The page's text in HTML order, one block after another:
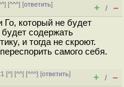
] [^^^] [ответить]
+ / –
Го, который не будет
будет содержать
и тогда не скроют.
самого себя.
[^] [^^] [^^^] [ответить]
+ / –